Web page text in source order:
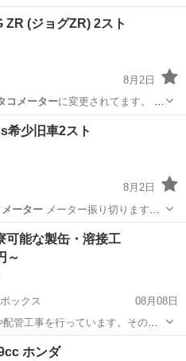
YAMAHA JOG ZR (ジョグZR) 2スト
8月2日
コメーターに変更されてます。 写
グ
希少旧車2スト
8月2日
ーターメーター振り切ります。
ンダ ホンダリード
可能な製缶・溶接工
～
ックス
08月08日
管工事を行っています。その中
溶接・切断・架台等の製作)業務に
工場は大阪府吹田市芳野町。御
リード50SS 49cc ホンダ